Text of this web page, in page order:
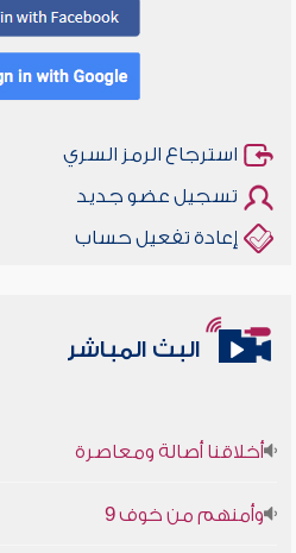
استرجاع الرمز السري
تسجيل عضو جديد
إعادة تفعيل حساب
البث المباشر
أخلاقنا أصالة ومعاصرة
وأمنهم من خوف 9